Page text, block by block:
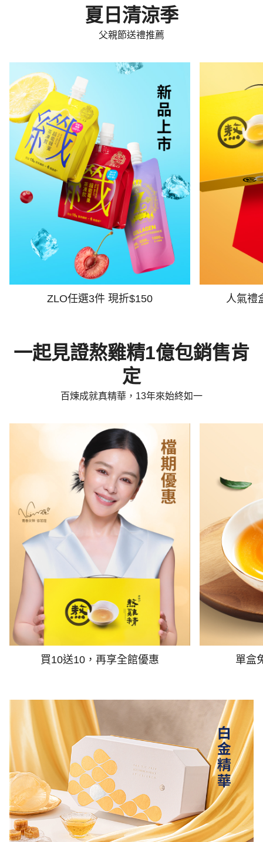
夏日清涼季
父親節送禮推薦
ZLO任選3件 現折$150 人氣禮
一起見證熬雞精1億包銷售肯
定
百煉成就真精華，13年來始終如一
買10送10，再享全館優惠 單盒